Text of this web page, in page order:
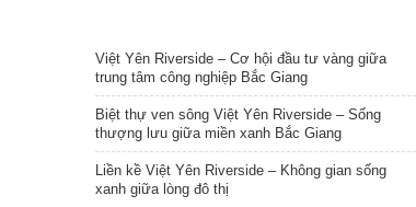
Việt Yên Riverside – Cơ hội đầu tư vàng giữa
trung tâm công nghiệp Bắc Giang
Biệt thự ven sông Việt Yên Riverside – Sống
thượng lưu giữa miền xanh Bắc Giang
Liền kề Việt Yên Riverside – Không gian sống
xanh giữa lòng đô thị